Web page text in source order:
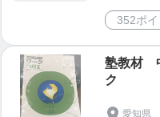
352ポイ
塾教材
ク
愛知県